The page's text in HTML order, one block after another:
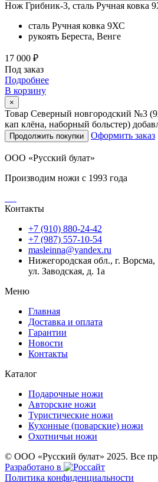
Нож Грибник-3, сталь Ручная ковка
сталь Ручная ковка 9ХС
рукоять Береста, Венге
17 000 ₽
Под заказ
Подробнее
В корзину
×
Товар Северный новгородский №3
кап клёна, наборный больстер)
Продолжить покупки Оформить заказ
ООО «Русский булат»
Производим ножи с 1993 года
Контакты
+7 (910) 880-24-42
+7 (987) 557-10-54
masleinna@yandex.ru
Нижегородская обл., г. Ворсма,
ул. Заводская, д. 1а
Меню
Главная
Доставка и оплата
Гарантии
Новости
Контакты
Каталог
Подарочные ножи
Авторские ножи
Туристические ножи
Кухонные (поварские) ножи
Охотничьи ножи
© ООО «Русский булат» 2025. Все
Разработано в
Политика конфиденциальности